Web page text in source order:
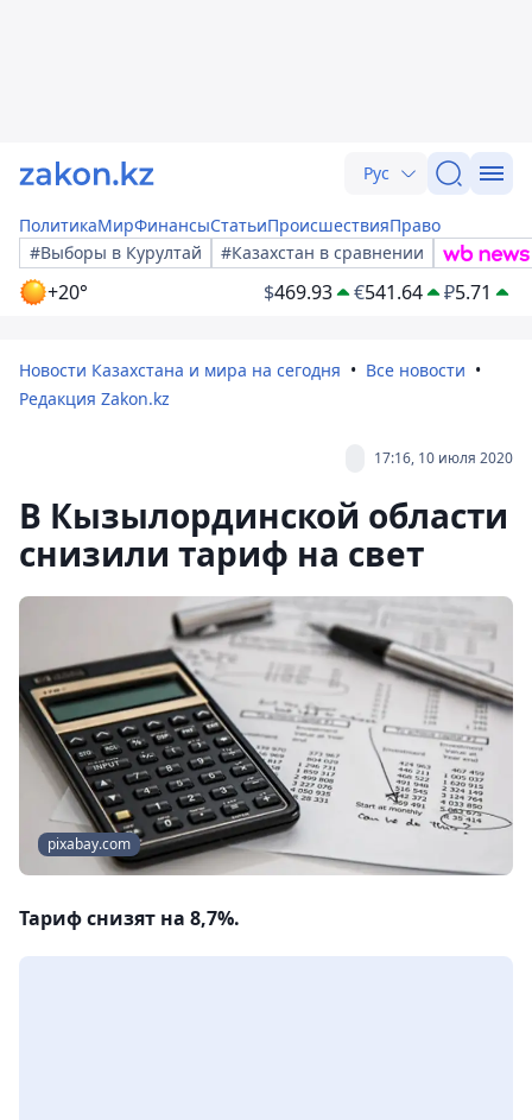
Рус
ПолитикаМирФинансыСтатьиПроисшествияПраво
#Выборы в Курултай
#Казахстан в сравнении
+20° $469.93 €541.64 ₽5.71
Новости Казахстана и мира на сегодня
Все новости
Редакция Zakon.kz
17:16, 10 июля 2020
В Кызылординской области
снизили тариф на свет
pixabay.com
Тариф снизят на 8,7%.